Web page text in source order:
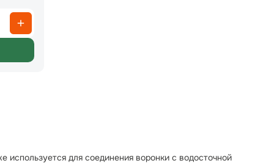
используется для соединения воронки с водосточной